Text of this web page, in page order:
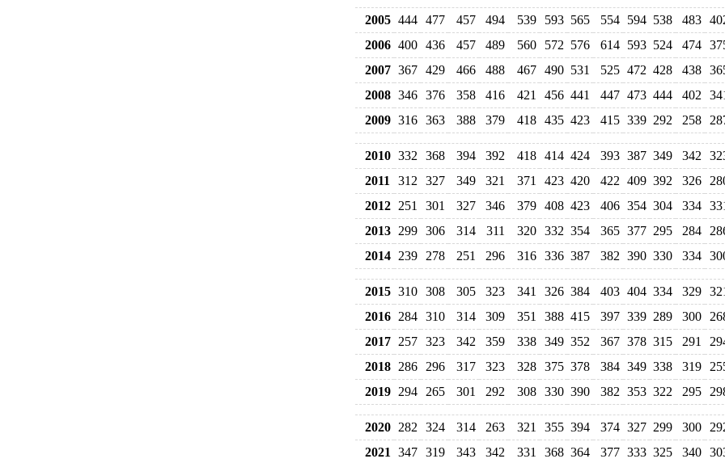
2005 444 477 457 494 539 593 565 554 594 538 483
2006 400 436 457 489 560 572 576 614 593 524 474
2007 367 429 466 488 467 490 531 525 472 428 438
2008 346 376 358 416 421 456 441 447 473 444 402
2009 316 363 388 379 418 435 423 415 339 292 258
2010 332 368 394 392 418 414 424 393 387 349 342
2011
312 327 349 321 371 423 420 422 409 392 326
2012 251 301 327 346 379 408 423 406 354 304 334
2013 299 306 314 311 320 332 354 365 377 295 284
2014 239 278 251 296 316 336 387 382 390 330 334
2015 310 308 305 323 341 326 384 403 404 334 329
2016 284 310 314 309 351 388 415 397 339 289 300
2017 257 323 342 359 338 349 352 367 378 315 291
2018 286 296 317 323 328 375 378 384 349 338 319
2019 294 265 301 292 308 330 390 382 353 322 295
2020 282 324 314 263 321 355 394 374 327 299 300
2021
347 319 343 342 331 368 364 377 333 325 340